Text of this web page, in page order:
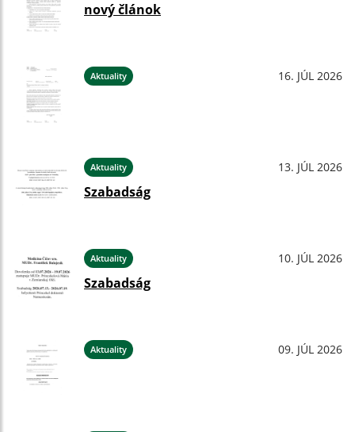
nový článok
Aktuality 16. JÚL 2026
Aktuality 13. JÚL 2026
Szabadság
Aktuality 10. JÚL 2026
Szabadság
Aktuality 09. JÚL 2026